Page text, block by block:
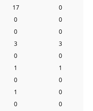
17
0
0
0
0
0
3
3
0
0
1
1
0
0
1
0
0
0